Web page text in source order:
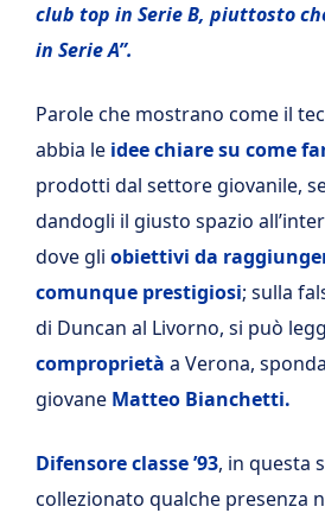
club top in Serie B, piuttosto
in Serie A”.
Parole che mostrano come il
abbia le idee chiare su come
prodotti dal settore giovanile,
dandogli il giusto spazio
dove gli obiettivi da
comunque prestigiosi; sulla
di Duncan al Livorno, si può
comproprietà a Verona, sponda
giovane Matteo Bianchetti.
Difensore classe ’93, in questa
collezionato qualche presenza